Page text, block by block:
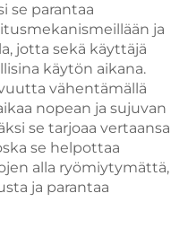
se parantaa
ja
jotta sekä käyttäjä
käytön aikana.
vähentämällä
nopean ja sujuvan
se tarjoaa vertaansa
se helpottaa
alla ryömiytymättä,
ja parantaa